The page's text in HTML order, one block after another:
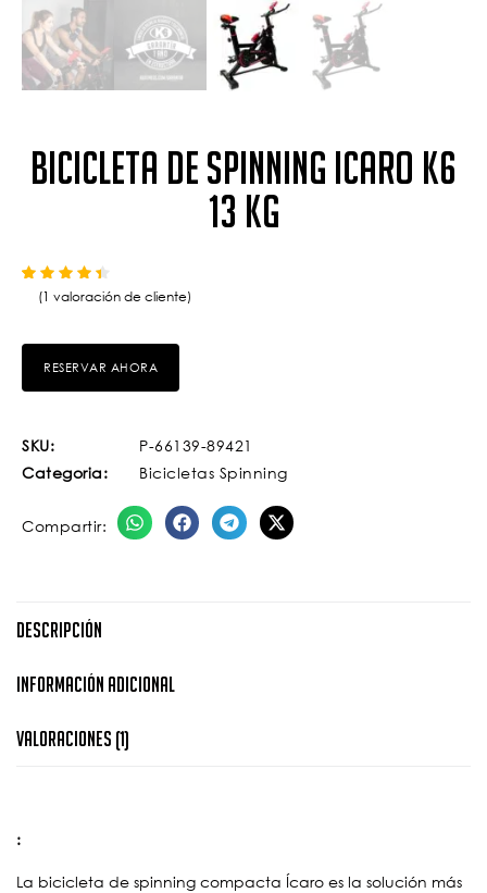
Bicicleta de Spinning Icaro K6
13 kg
Valorado con
4.00
de 5 en base a
valoración de un cliente
(1 valoración de cliente)
SKU:
P-66139-89421
Categoria:
Bicicletas Spinning
Compartir:
Descripción
Información Adicional
Valoraciones (1)
:
La bicicleta de spinning compacta Ícaro es la solución más